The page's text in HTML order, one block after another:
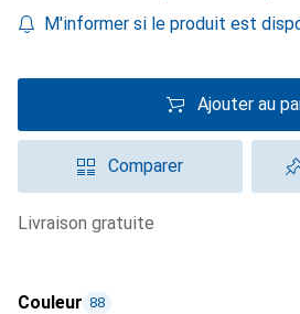
M'informer si le produit est
Ajouter au
Comparer
livraison gratuite
Couleur 88